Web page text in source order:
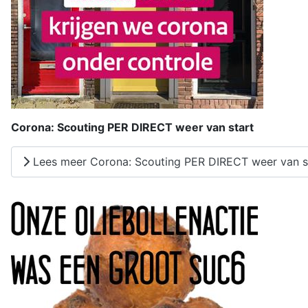
Corona: Scouting PER DIRECT weer van start
Lees meer Corona: Scouting PER DIRECT weer van